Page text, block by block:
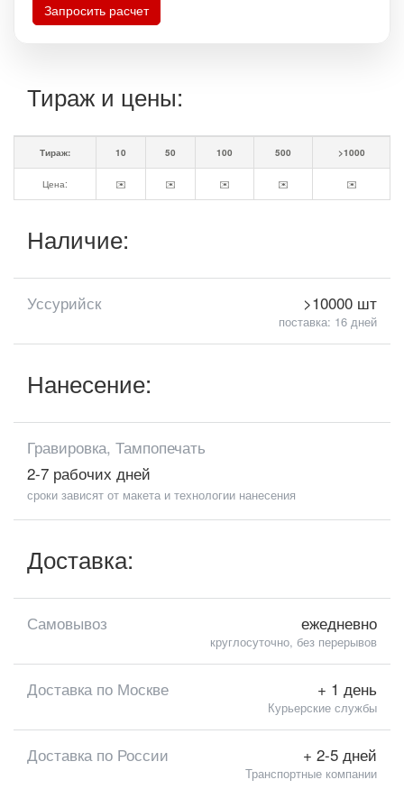
Запросить расчет
Тираж и цены:
Тираж: 10 50 100 500 >1000
Цена: ✉️ ✉️ ✉️ ✉️ ✉️
Наличие:
Уссурийск >10000 шт
поставка: 16 дней
Нанесение:
Гравировка, Тампопечать
2-7 рабочих дней
сроки зависят от макета и технологии нанесения
Доставка:
Самовывоз ежедневно
круглосуточно, без перерывов
Доставка по Москве + 1 день
Курьерские службы
Доставка по России + 2-5 дней
Транспортные компании